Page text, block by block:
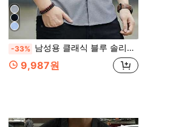
-33% 남성용 클래식 블루 솔리드 컬러 긴팔 셔츠, 신사적인 우아한 비즈니스 캐주얼, 가을용
9,987원